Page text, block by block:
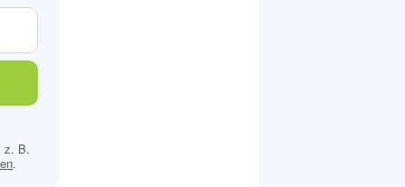
z. B.
.